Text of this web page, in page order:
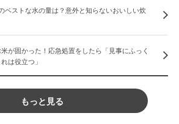
ベストな水の量は？意外と知らないおいしい炊
が固かった！応急処置をしたら「見事にふっく
は役立つ」
もっと見る